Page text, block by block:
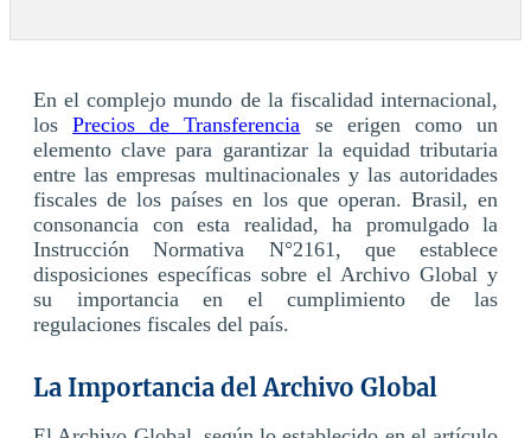
En el complejo mundo de la fiscalidad internacional,
losPrecios de Transferencia se erigen como un
elemento clave para garantizar la equidad tributaria
entre las empresas multinacionales y las autoridades
fiscales de los países en los que operan. Brasil, en
consonancia con esta realidad, ha promulgado la
Instrucción Normativa N°2161, que establece
disposiciones específicas sobre el Archivo Global y
su importancia en el cumplimiento de las
regulaciones fiscales del país.
La Importancia del Archivo Global